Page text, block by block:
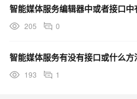
205 0
193 1